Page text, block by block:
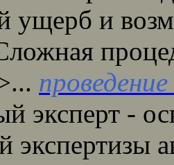
ущерб и
эксперт -